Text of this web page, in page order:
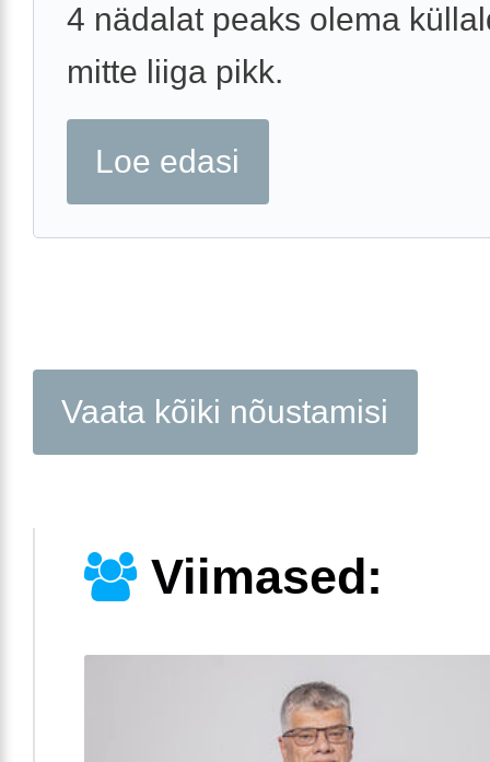
4 nädalat peaks olema
mitte liiga pikk.
Loe edasi
Vaata kõiki nõustamisi
Viimased: